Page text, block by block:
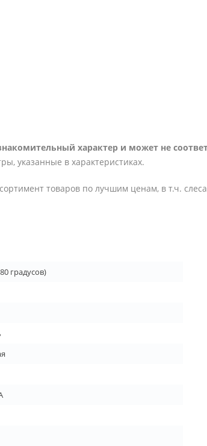
характер и может не
указанные в характеристиках.
товаров по лучшим ценам, в т.ч.
градусов)